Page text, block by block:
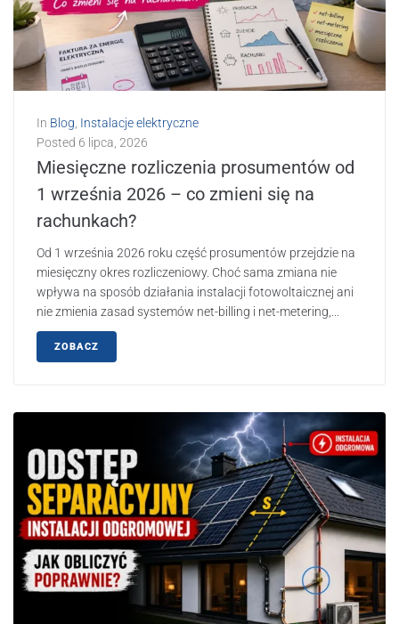
In Blog Instalacje elektryczne
Posted 6 lipca, 2026
Miesięczne rozliczenia prosumentów od
1 września 2026 – co zmieni się na
rachunkach?
Od 1 września 2026 roku część prosumentów przejdzie na
miesięczny okres rozliczeniowy. Choć sama zmiana nie
wpływa na sposób działania instalacji fotowoltaicznej ani
nie zmienia zasad systemów net-billing i net-metering,...
ZOBACZ